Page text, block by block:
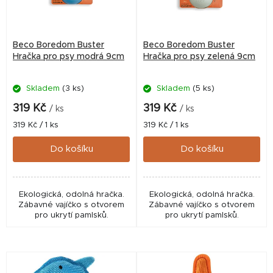
o
Beco Boredom Buster
Hračka pro psy modrá 9cm
Skladem (3 ks)
319 Kč / ks
Měrná
cena:
319 Kč / 1 ks
Do košíku
Ekologická, odolná hračka.
Zábavné vajíčko s otvorem
pro ukrytí pamlsků.
Beco Boredom Buster
Hračka pro psy zelená 9cm
Skladem (5 ks)
319 Kč / ks
Měrná
cena:
319 Kč / 1 ks
Do košíku
Ekologická, odolná hračka.
Zábavné vajíčko s otvorem
pro ukrytí pamlsků.